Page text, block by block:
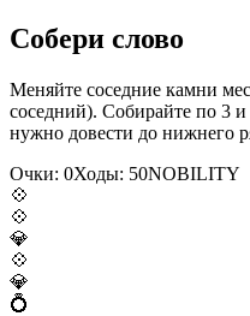
Собери слово
Меняйте соседние камни
соседний). Собирайте по 3
нужно довести до нижнего
Очки: 0Ходы: 50NOBILITY
💠
💠
💎
💠
💎
💍